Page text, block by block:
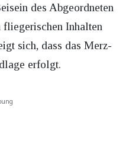
des Abgeordneten
Inhalten
sich, dass das Merz-
erfolgt.